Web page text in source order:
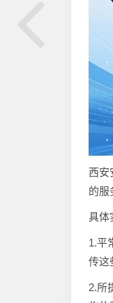
西安
的服
具体
1.平
传这
2.所